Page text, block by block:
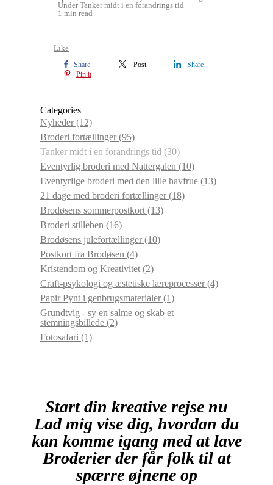
UnderTanker midt i en forandrings tid
1 min read
Like
Share Post
Share
Pin it
Categories
Nyheder(12)
Broderi fortællinger(95)
Tanker midt i en forandrings tid (30)
Eventyrlig broderi med Nattergalen (10)
Eventyrlige broderi med den lille havfrue (13)
21 dage med broderi fortællinger(18)
Brodøsens sommerpostkort (13)
Broderi stilleben (16)
Brodøsens julefortællinger(10)
Postkort fra Brodøsen (4)
Kristendom og Kreativitet (2)
Craft-psykologi og æstetiske læreprocesser(4)
Papir Pynt i genbrugsmaterialer(1)
Grundtvig - sy en salme og skab et
stemningsbillede (2)
Fotosafari (1)
Start din kreative rejse nu
Lad mig vise dig, hvordan du
kan komme igang med at lave
Broderier der får folk til at
spærre øjnene op